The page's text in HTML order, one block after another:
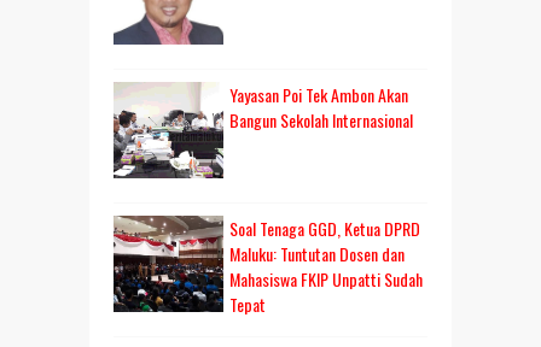
Yayasan Poi Tek Ambon Akan
Bangun Sekolah Internasional
Soal Tenaga GGD, Ketua DPRD
Maluku: Tuntutan Dosen dan
Mahasiswa FKIP Unpatti Sudah
Tepat